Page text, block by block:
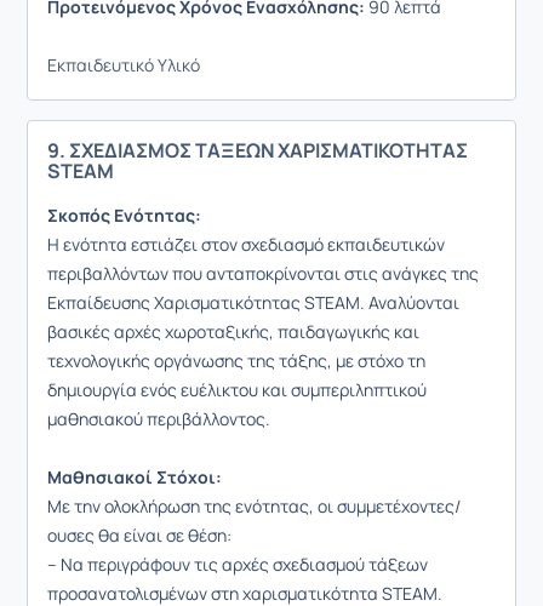
Προτεινόμενος Χρόνος Ενασχόλησης: 90 λεπτά
Εκπαιδευτικό Υλικό
9. ΣΧΕΔΙΑΣΜΟΣ ΤΑΞΕΩΝ ΧΑΡΙΣΜΑΤΙΚΟΤΗΤΑΣ
STEAM
Σκοπός Ενότητας:
Η ενότητα εστιάζει στον σχεδιασμό εκπαιδευτικών
περιβαλλόντων που ανταποκρίνονται στις ανάγκες της
Εκπαίδευσης Χαρισματικότητας STEAM. Αναλύονται
βασικές αρχές χωροταξικής, παιδαγωγικής και
τεχνολογικής οργάνωσης της τάξης, με στόχο τη
δημιουργία ενός ευέλικτου και συμπεριληπτικού
μαθησιακού περιβάλλοντος.
Μαθησιακοί Στόχοι:
Με την ολοκλήρωση της ενότητας, οι συμμετέχοντες/
ουσες θα είναι σε θέση:
– Να περιγράφουν τις αρχές σχεδιασμού τάξεων
προσανατολισμένων στη χαρισματικότητα STEAM.